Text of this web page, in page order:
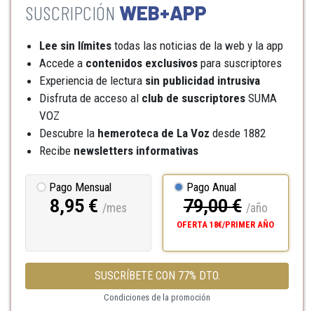
WEB+APP
Lee sin límites todas las noticias de la web y la app
Accede a contenidos exclusivos para suscriptores
Experiencia de lectura sin publicidad intrusiva
Disfruta de acceso al club de suscriptores SUMA
VOZ
Descubre la hemeroteca de La Voz desde 1882
Recibe newsletters informativas
Pago Mensual
8,95 € /mes
Pago Anual
79,00 € /año
OFERTA 18€/PRIMER AÑO
SUSCRÍBETE CON 77% DTO.
Condiciones de la promoción